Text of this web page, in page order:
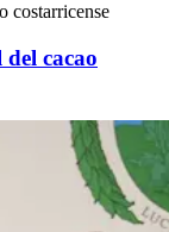
costarricense
cacao